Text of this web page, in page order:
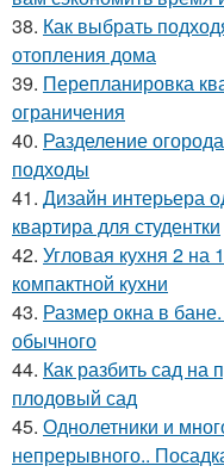
38. Как выбрать
отопления дома
39. Перепланировка
ограничения
40. Разделение
подходы
41. Дизайн интерьера
квартира для студентки
42. Угловая кухня 2 на
компактной кухни
43. Размер окна в
обычного
44. Как разбить сад на
плодовый сад
45. Однолетники и
непрерывного..